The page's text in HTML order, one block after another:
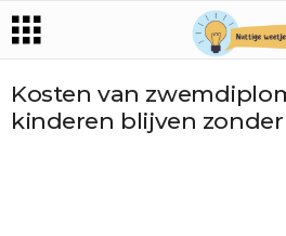
Kosten van
kinderen blijven